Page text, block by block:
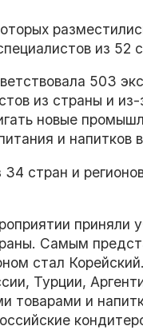
из 52
503
из страны и
новые
и напитков
стран и
приняли
Самым
стал
Турции,
товарами и